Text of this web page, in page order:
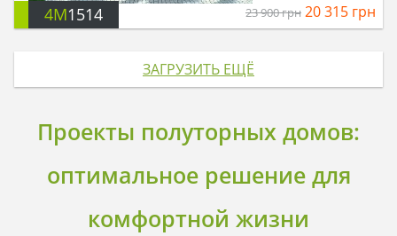
4M1514 23 900грн 20 315 грн
ЗАГРУЗИТЬ ЕЩЁ
Проекты полуторных домов:
оптимальное решение для
комфортной жизни